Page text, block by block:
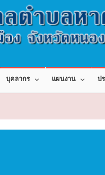
บุคลากร แผนงาน ป